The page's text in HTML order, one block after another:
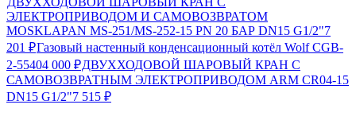
ЭЛЕКТРОПРИВОДОМ И САМОВОЗВРАТОМ
MOSKLAPAN MS-251/MS-252-15 PN 20 БАР DN15 G1/2"7
201 ₽Газовый настенный конденсационный котёл Wolf CGB-
2-55404 000 ₽ДВУХХОДОВОЙ ШАРОВЫЙ КРАН С
САМОВОЗВРАТНЫМ ЭЛЕКТРОПРИВОДОМ ARM CR04-15
DN15 G1/2"7 515 ₽